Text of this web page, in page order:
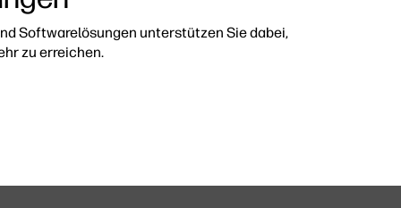
Softwarelösungen unterstützen Sie dabei,
zu erreichen.